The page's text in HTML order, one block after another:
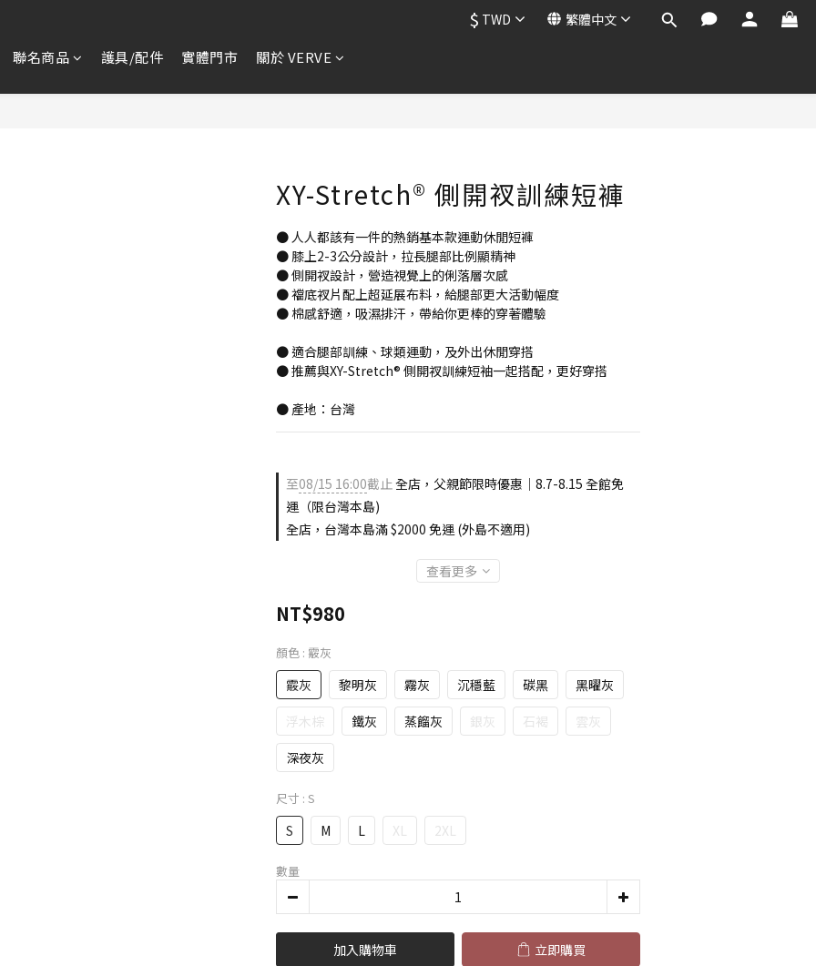
$ TWD 繁體中文
聯名商品 護具/配件 實體門市 關於 VERVE
XY-Stretch® 側開衩訓練短褲
● 人人都該有一件的熱銷基本款運動休閒短褲
● 膝上2-3公分設計，拉長腿部比例顯精神
● 側開衩設計，營造視覺上的俐落層次感
● 襠底衩片配上超延展布料，給腿部更大活動幅度
● 棉感舒適，吸濕排汗，帶給你更棒的穿著體驗
● 適合腿部訓練、球類運動，及外出休閒穿搭
● 推薦與XY-Stretch® 側開衩訓練短袖一起搭配，更好穿搭
● 產地：台灣
至08/15 16:00截止全店，父親節限時優惠｜8.7-8.15 全館免
運（限台灣本島)
全店，台灣本島滿 $2000 免運 (外島不適用)
查看更多
NT$980
顏色 : 霰灰
霰灰 黎明灰 霧灰 沉穩藍 碳黑
黑曜灰
浮木棕
鐵灰 蒸餾灰 銀灰 石褐
雲灰
深夜灰
尺寸 : S
S M L XL 2XL
數量
加入購物車 立即購買